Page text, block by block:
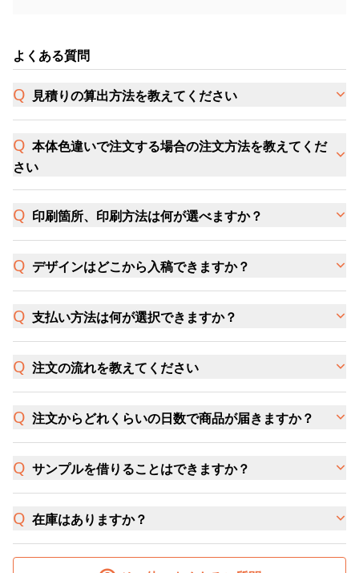
よくある質問
見積りの算出方法を教えてください
本体色違いで注文する場合の注文方法を教えてくだ
さい
印刷箇所、印刷方法は何が選べますか？
デザインはどこから入稿できますか？
支払い方法は何が選択できますか？
注文の流れを教えてください
注文からどれくらいの日数で商品が届きますか？
サンプルを借りることはできますか？
在庫はありますか？